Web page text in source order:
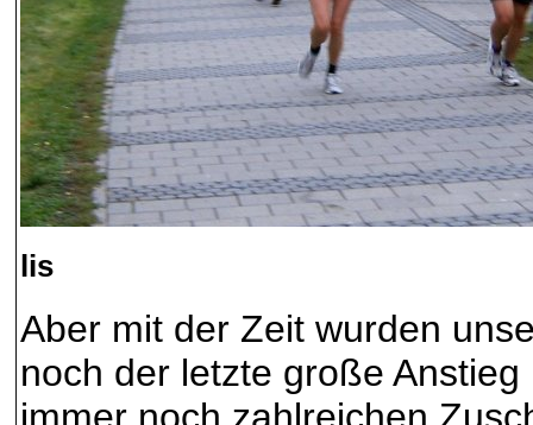
lis
Aber mit der Zeit wurden
noch der letzte große
immer noch zahlreichen